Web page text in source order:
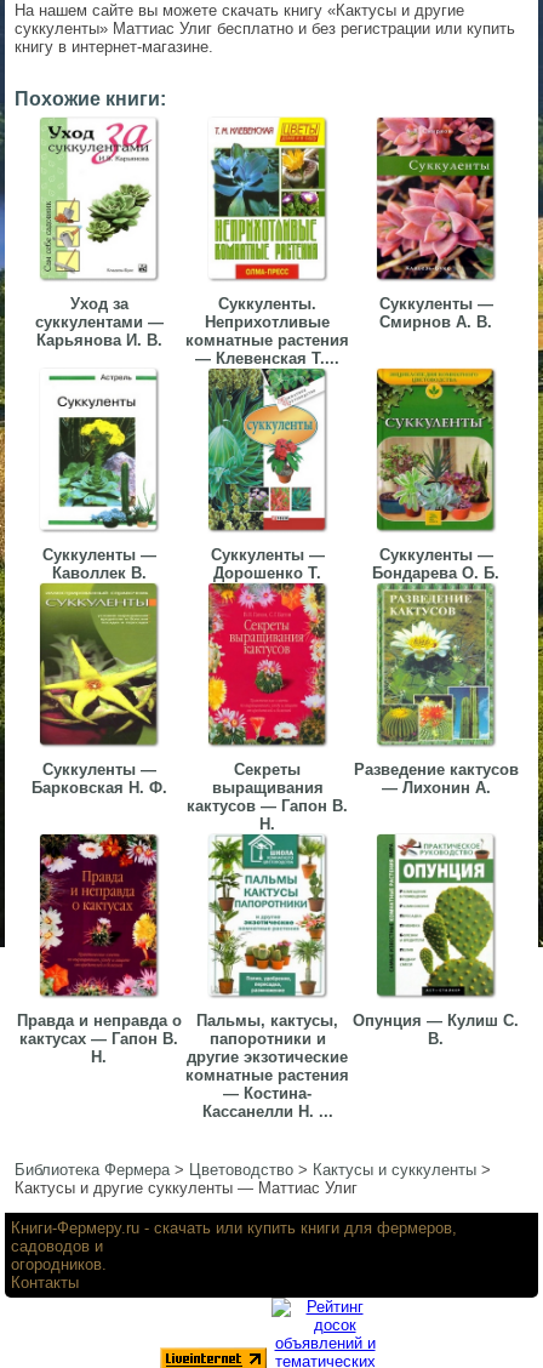
На нашем сайте вы можете скачать книгу «Кактусы и другие
суккуленты» Маттиас Улиг бесплатно и без регистрации или купить
книгу в интернет-магазине.
Похожие книги:
Уход за
суккулентами —
Карьянова И. В.
Суккуленты.
Неприхотливые
комнатные растения
— Клевенская Т....
Суккуленты —
Смирнов А. В.
Суккуленты —
Каволлек В.
Суккуленты —
Дорошенко Т.
Суккуленты —
Бондарева О. Б.
Суккуленты —
Барковская Н. Ф.
Секреты
выращивания
кактусов — Гапон В.
Н.
Разведение кактусов
— Лихонин А.
Правда и неправда о
кактусах — Гапон В.
Н.
Пальмы, кактусы,
папоротники и
другие экзотические
комнатные растения
— Костина-
Кассанелли Н. ...
Опунция — Кулиш С.
В.
Библиотека Фермера> Цветоводство > Кактусы и суккуленты >
Кактусы и другие суккуленты — Маттиас Улиг
▼
▼
▼
Книги-Фермеру.ru - скачать или купить книги для фермеров,
садоводов и
огородников.
Контакты